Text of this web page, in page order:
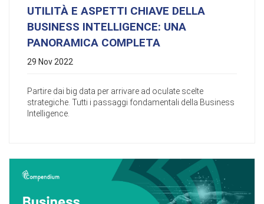
UTILITÀ E ASPETTI CHIAVE DELLA
BUSINESS INTELLIGENCE: UNA
PANORAMICA COMPLETA
29 Nov 2022
Partire dai big data per arrivare ad oculate scelte
strategiche. Tutti i passaggi fondamentali della Business
Intelligence.